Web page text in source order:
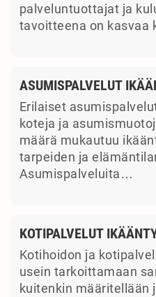
palveluntuottajat ja
tavoitteena on
ASUMISPALVELUT
Erilaiset
koteja ja
määrä mukautuu
tarpeiden ja
Asumispalveluita…
KOTIPALVELUT
Kotihoidon ja
usein tarkoittamaan
kuitenkin määritellään